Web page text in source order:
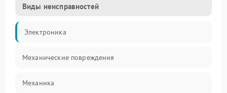
Виды неисправностей
Электроника
Механические повреждения
Механика